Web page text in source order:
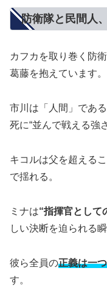
防衛隊と民間人
カフカを取り巻く防
葛藤を抱えています。
市川は「人間」であ
死に“並んで戦える強
キコルは父を超える
で揺れる。
ミナは“指揮官として
しい決断を迫られる瞬
彼ら全員の正義は一
す。